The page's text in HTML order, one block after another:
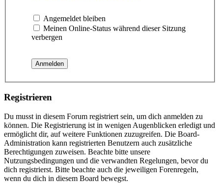
Angemeldet bleiben
Meinen Online-Status während dieser Sitzung
verbergen
Registrieren
Du musst in diesem Forum registriert sein, um dich anmelden zu
können. Die Registrierung ist in wenigen Augenblicken erledigt und
ermöglicht dir, auf weitere Funktionen zuzugreifen. Die Board-
Administration kann registrierten Benutzern auch zusätzliche
Berechtigungen zuweisen. Beachte bitte unsere
Nutzungsbedingungen und die verwandten Regelungen, bevor du
dich registrierst. Bitte beachte auch die jeweiligen Forenregeln,
wenn du dich in diesem Board bewegst.